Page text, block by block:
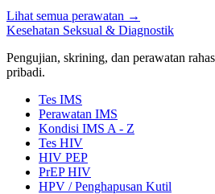
Lihat semua perawatan →
Kesehatan Seksual & Diagnostik
Pengujian, skrining, dan perawatan
pribadi.
Tes IMS
Perawatan IMS
Kondisi IMS A - Z
Tes HIV
HIV PEP
PrEP HIV
HPV / Penghapusan Kutil